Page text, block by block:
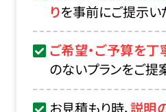
りを事前にご提示い
ご希望・ご予算を
のないプランをご提
お見積もり時、説明